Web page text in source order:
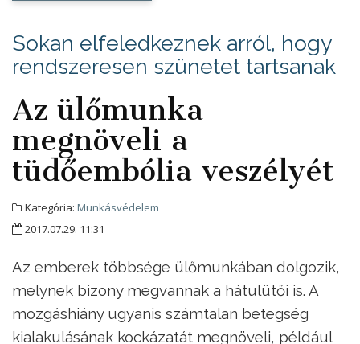
Sokan elfeledkeznek arról, hogy
rendszeresen szünetet tartsanak
Az ülőmunka
megnöveli a
tüdőembólia veszélyét
Kategória: Munkásvédelem
2017.07.29. 11:31
Az emberek többsége ülőmunkában dolgozik,
melynek bizony megvannak a hátulütői is. A
mozgáshiány ugyanis számtalan betegség
kialakulásának kockázatát megnöveli, például